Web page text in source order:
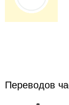
Переводов